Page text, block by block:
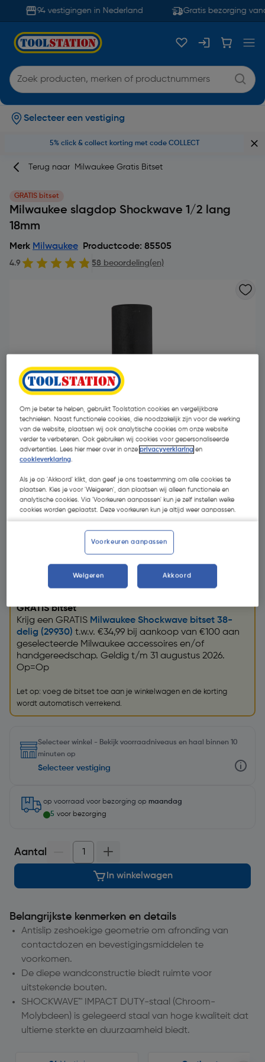
94 vestigingen in Nederland Gratis bezorging
Selecteer een vestiging
5% click & collect korting met code COLLECT
Terug naar Milwaukee Gratis Bitset
GRATIS bitset
Milwaukee slagdop Shockwave 1/2 lang
18mm
Merk Milwaukee Productcode: 85505
4.9 58 beoordeling(en)
€ 10,88| Excl. btw € 8,99
Promoties
GRATIS bitset
Krijg een GRATIS Milwaukee Shockwave bitset 38-
delig (29930) t.w.v. €34,99 bij aankoop van €100 aan
geselecteerde Milwaukee accessoires en/of
handgereedschap. Geldig t/m 31 augustus 2026.
Op=Op
Let op: voeg de bitset toe aan je winkelwagen en de korting
wordt automatisch verrekend.
Selecteer winkel - Bekijk voorraadniveaus en haal binnen 10
minuten op
Selecteer vestiging
op voorraad voor bezorging op maandag
5 voor bezorging
Aantal
In winkelwagen
Belangrijkste kenmerken en details
Antislip zeshoekige geometrie om afronding van
contactdozen en bevestigingsmiddelen te
voorkomen.
De diepe wandconstructie biedt ruimte voor
uitstekende bouten.
SHOCKWAVE™ IMPACT DUTY-staal (Chroom-
Molybdeen) is gelegeerd staal van hoge kwaliteit dat
ultieme sterkte en duurzaamheid biedt.
Om je beter te helpen, gebruikt Toolstation cookies en vergelijkbare
technieken. Naast functionele cookies, die noodzakelijk zijn voor de werking
van de website, plaatsen wij ook analytische cookies om onze website
verder te verbeteren. Ook gebruiken wij cookies voor gepersonaliseerde
advertenties. Lees hier meer over in onzeprivacyverklaring en
cookieverklaring.
Als je op 'Akkoord' klikt, dan geef je ons toestemming om alle cookies te
plaatsen. Kies je voor 'Weigeren', dan plaatsen wij alleen functionele en
analytische cookies. Via 'Voorkeuren aanpassen' kun je zelf instellen welke
cookies worden geplaatst. Deze voorkeuren kun je altijd weer aanpassen.
Voorkeuren aanpassen
Weigeren Akkoord